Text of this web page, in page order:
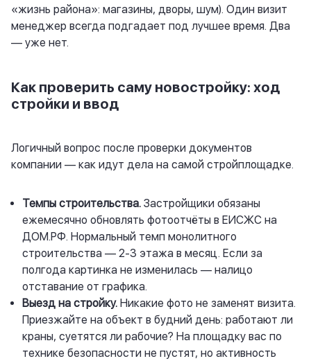
«жизнь района»: магазины, дворы, шум). Один визит
менеджер всегда подгадает под лучшее время. Два
— уже нет.
Как проверить саму новостройку: ход
стройки и ввод
Логичный вопрос после проверки документов
компании — как идут дела на самой стройплощадке.
Темпы строительства. Застройщики обязаны
ежемесячно обновлять фотоотчёты в ЕИСЖС на
ДОМ.РФ. Нормальный темп монолитного
строительства — 2-3 этажа в месяц. Если за
полгода картинка не изменилась — налицо
отставание от графика.
Выезд на стройку. Никакие фото не заменят визита.
Приезжайте на объект в будний день: работают ли
краны, суетятся ли рабочие? На площадку вас по
технике безопасности не пустят, но активность